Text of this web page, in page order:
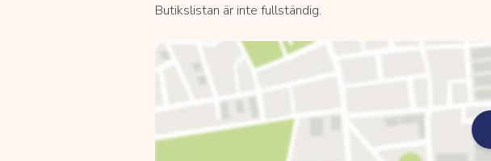
Butikslistan är inte fullständig.